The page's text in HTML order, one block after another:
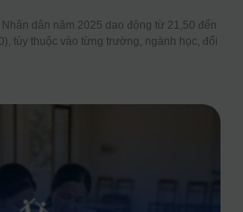
dân năm 2025 dao động từ 21,50 đến
tùy thuộc vào từng trường, ngành học, đối